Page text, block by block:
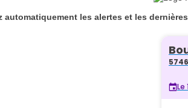
automatiquement les alertes et les